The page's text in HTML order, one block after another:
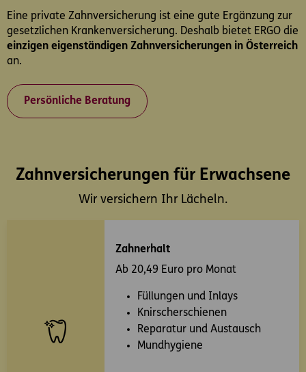
Eine private Zahnversicherung ist eine gute Ergänzung zur
gesetzlichen Krankenversicherung. Deshalb bietet ERGO die
einzigen eigenständigen Zahnversicherungen in Österreich
an.
Persönliche Beratung
Zahnversicherungen für Erwachsene
Wir versichern Ihr Lächeln.
Zahnerhalt
Ab 20,49 Euro pro Monat
Füllungen und Inlays
Knirscherschienen
Reparatur und Austausch
Mundhygiene